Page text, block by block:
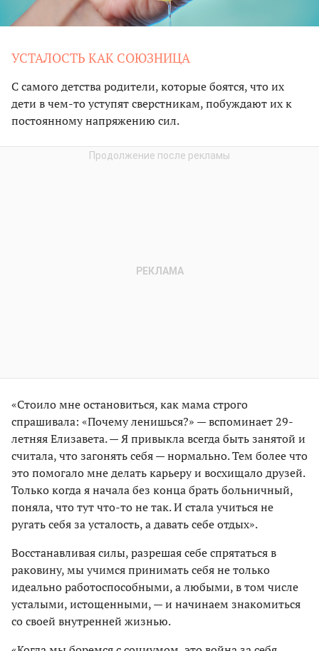
УСТАЛОСТЬ КАК СОЮЗНИЦА
С самого детства родители, которые боятся, что их
дети в чем-то уступят сверстникам, побуждают их к
постоянному напряжению сил.
«Стоило мне остановиться, как мама строго
спрашивала: «Почему ленишься?» — вспоминает 29-
летняя Елизавета. — Я привыкла всегда быть занятой и
считала, что загонять себя — нормально. Тем более что
это помогало мне делать карьеру и восхищало друзей.
Только когда я начала без конца брать больничный,
поняла, что тут что-то не так. И стала учиться не
ругать себя за усталость, а давать себе отдых».
Восстанавливая силы, разрешая себе спрятаться в
раковину, мы учимся принимать себя не только
идеально работоспособными, а любыми, в том числе
усталыми, истощенными, — и начинаем знакомиться
со своей внутренней жизнью.